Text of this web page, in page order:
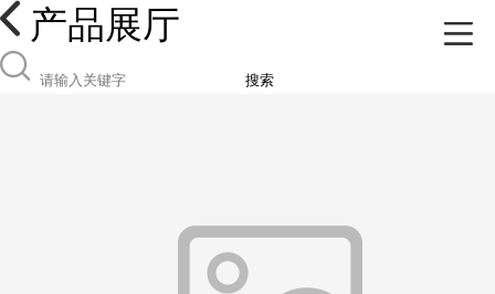
产品展厅
搜索